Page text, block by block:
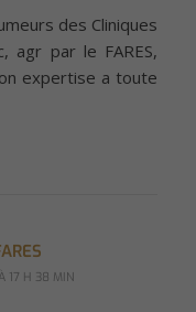
des Cliniques
agr par le FARES,
expertise а toute
17 H 38 MIN